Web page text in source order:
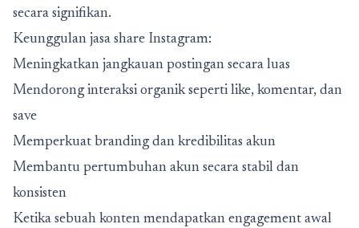
secara signifikan.
Keunggulan jasa share Instagram:
Meningkatkan jangkauan postingan secara luas
Mendorong interaksi organik seperti like, komentar, dan
save
Memperkuat branding dan kredibilitas akun
Membantu pertumbuhan akun secara stabil dan
konsisten
Ketika sebuah konten mendapatkan engagement awal